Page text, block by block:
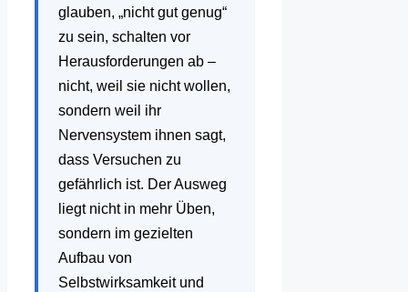
glauben, „nicht gut genug“
zu sein, schalten vor
Herausforderungen ab –
nicht, weil sie nicht wollen,
sondern weil ihr
Nervensystem ihnen sagt,
dass Versuchen zu
gefährlich ist. Der Ausweg
liegt nicht in mehr Üben,
sondern im gezielten
Aufbau von
Selbstwirksamkeit und